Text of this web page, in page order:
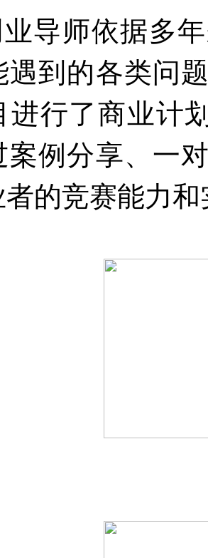
导师依据多
遇到的各类问
进行了商业计
案例分享、一
的竞赛能力